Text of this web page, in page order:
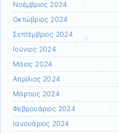
Νοέμβριος 2024
Οκτώβριος 2024
Σεπτέμβριος 2024
Ιούνιος 2024
Μάιος 2024
Απρίλιος 2024
Μάρτιος 2024
Φεβρουάριος 2024
Ιανουάριος 2024